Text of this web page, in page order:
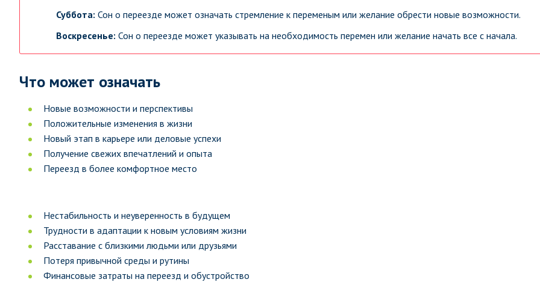
Суббота: Сон о переезде может означать стремление к переменым или желание обрести новые возможности.
Воскресенье: Сон о переезде может указывать на необходимость перемен или желание начать все с начала.
Что может означать
Новые возможности и перспективы
Положительные изменения в жизни
Новый этап в карьере или деловые успехи
Получение свежих впечатлений и опыта
Переезд в более комфортное место
Нестабильность и неуверенность в будущем
Трудности в адаптации к новым условиям жизни
Расставание с близкими людьми или друзьями
Потеря привычной среды и рутины
Финансовые затраты на переезд и обустройство